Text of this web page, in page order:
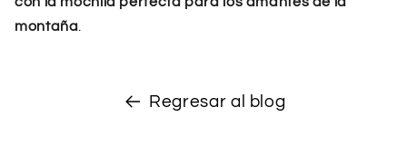
montaña.
Regresar al blog